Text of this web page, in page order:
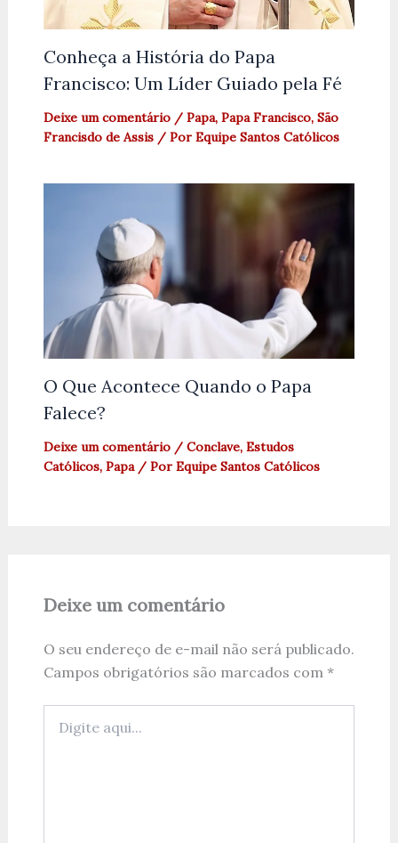
Conheça a História do Papa
Francisco: Um Líder Guiado pela Fé
Deixe um comentário / Papa, Papa Francisco, São
Francisdo de Assis/ Por Equipe Santos Católicos
O Que Acontece Quando o Papa
Falece?
Deixe um comentário / Conclave, Estudos
Católicos, Papa/ Por Equipe Santos Católicos
Deixe um comentário
O seu endereço de e-mail não será publicado.
Campos obrigatórios são marcados com *
aqui...